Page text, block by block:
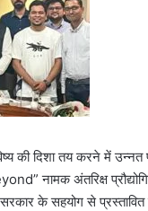
की दिशा तय करने में उन्नत
नामक अंतरिक्ष
सरकार के सहयोग से